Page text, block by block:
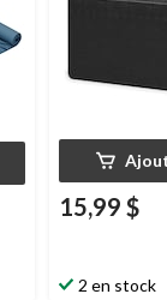
15,99 $
2 en stock